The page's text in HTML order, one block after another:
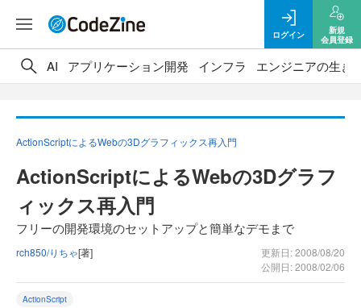
ログイン
新規
会員登録
AI アプリケーション開発 インフラ エンジニアの生き
ActionScriptによるWebの3Dグラフィックス再入門
ActionScriptによるWebの3Dグラフ
ィックス再入門
フリーの開発環境のセットアップと簡単なデモまで
rch850/りちゃ[著]
更新日: 2008/08/20
公開日: 2008/02/06
ActionScript